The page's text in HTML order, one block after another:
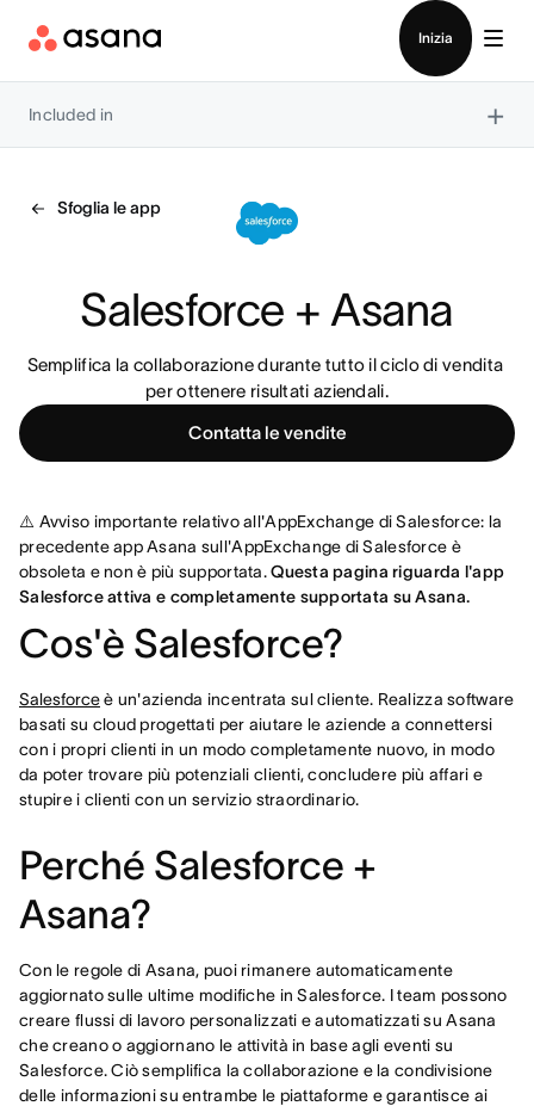
Inizia
Included in ×
Sfoglia le app
Salesforce + Asana
Semplifica la collaborazione durante tutto il ciclo di vendita
per ottenere risultati aziendali.
Contatta le vendite
⚠️ Avviso importante relativo all'AppExchange di Salesforce: la
precedente app Asana sull'AppExchange di Salesforce è
obsoleta e non è più supportata.Questa pagina riguarda l'app
Salesforce attiva e completamente supportata su Asana.
Cos'è Salesforce?
Salesforceè un'azienda incentrata sul cliente. Realizza software
basati su cloud progettati per aiutare le aziende a connettersi
con i propri clienti in un modo completamente nuovo, in modo
da poter trovare più potenziali clienti, concludere più affari e
stupire i clienti con un servizio straordinario.
Perché Salesforce +
Asana?
Con le regole di Asana, puoi rimanere automaticamente
aggiornato sulle ultime modifiche in Salesforce. I team possono
creare flussi di lavoro personalizzati e automatizzati su Asana
che creano o aggiornano le attività in base agli eventi su
Salesforce. Ciò semplifica la collaborazione e la condivisione
delle informazioni su entrambe le piattaforme e garantisce ai